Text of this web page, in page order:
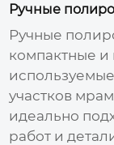
Ручные
Ручные
компактные и
участков
идеально
работ и